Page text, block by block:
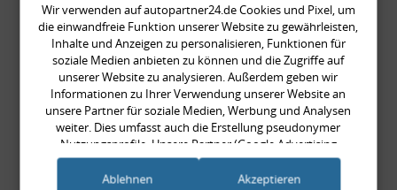
Rückleuchtenband mit
Blinker, rot, US-Ecken,
Audi 80 Cabrio, Typ 89,
OE-Nr.: 8G0945225 +
8G0945225C
999,99 €
999,99 € pro 1
Wir verwenden auf autopartner24.de Cookies und Pixel, um
die einwandfreie Funktion unserer Website zu gewährleisten,
Inhalte und Anzeigen zu personalisieren, Funktionen für
soziale Medien anbieten zu können und die Zugriffe auf
unserer Website zu analysieren. Außerdem geben wir
Informationen zu Ihrer Verwendung unserer Website an
unsere Partner für soziale Medien, Werbung und Analysen
weiter. Dies umfasst auch die Erstellung pseudonymer
Nutzungsprofile. Unsere Partner (Google Advertising
Products) führen diese Informationen möglicherweise mit
weiteren Daten zusammen, die Sie ihnen bereitgestellt haben
Ablehnen Akzeptieren